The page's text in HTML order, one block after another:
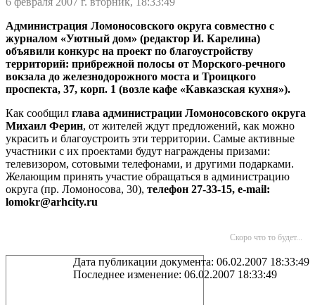
Администрация Ломоносовского округа совместно с
журналом «Уютный дом» (редактор И. Карелина)
объявили конкурс на проект по благоустройству
территорий: прибрежной полосы от Морского-речного
вокзала до железнодорожного моста и Троицкого
проспекта, 37, корп. 1 (возле кафе «Кавказская кухня»).
Как сообщил глава администрации Ломоносовского округа
Михаил Ферин, от жителей ждут предложений, как можно
украсить и благоустроить эти территории. Самые активные
участники с их проектами будут награждены призами:
телевизором, сотовыми телефонами, и другими подарками.
Желающим принять участие обращаться в администрацию
округа (пр. Ломоносова, 30), телефон 27-33-15, e-mail:
lomokr@arhcity.ru
Скоро что то будет...
Дата публикации документа: 06.02.2007 18:33:49
Последнее изменение: 06.02.2007 18:33:49